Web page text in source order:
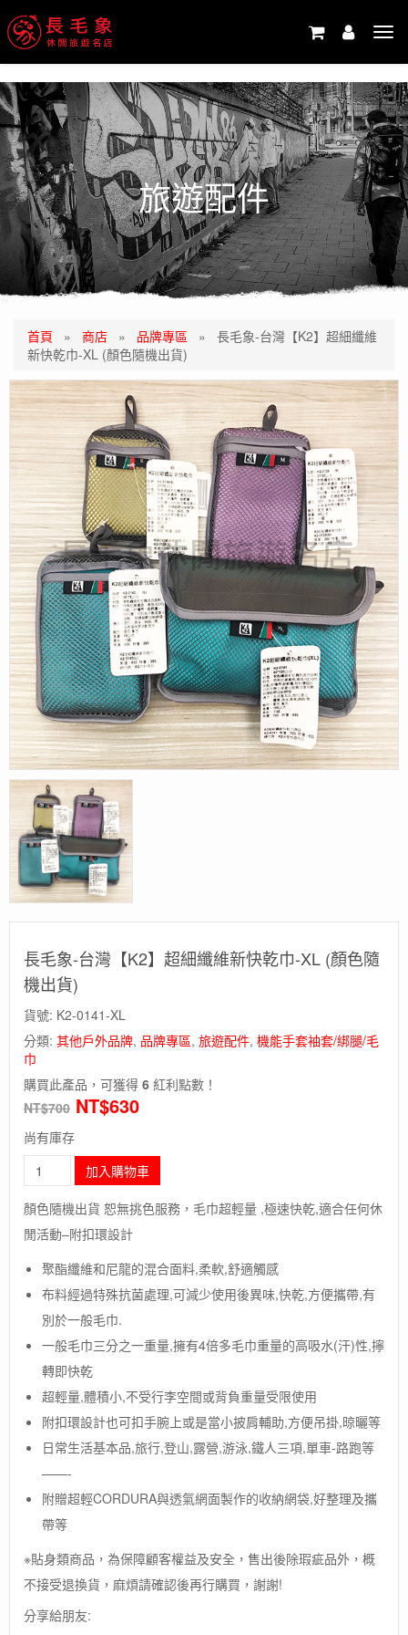
旅遊配件
首頁 » 商店 » 品牌專區 » 長毛象-台灣【K2】超細纖維
新快乾巾-XL (顏色隨機出貨)
長毛象-台灣【K2】超細纖維新快乾巾-XL (顏色隨
機出貨)
貨號: K2-0141-XL
分類: 其他戶外品牌, 品牌專區, 旅遊配件, 機能手套袖套/綁腿/毛
巾
購買此產品，可獲得 6 紅利點數！
NT$700 NT$630
尚有庫存
毛
象-
台
灣
超
細
新
巾-
XL
色
量
加入購物車
顏色隨機出貨 恕無挑色服務，毛巾超輕量 ,極速快乾,適合任何休
閒活動–附扣環設計
聚酯纖維和尼龍的混合面料,柔軟,舒適觸感
布料經過特殊抗菌處理,可減少使用後異味,快乾,方便攜帶,有
別於一般毛巾.
一般毛巾三分之一重量,擁有4倍多毛巾重量的高吸水(汗)性,擰
轉即快乾
超輕量,體積小,不受行李空間或背負重量受限使用
附扣環設計也可扣手腕上或是當小披肩輔助,方便吊掛,晾曬等
日常生活基本品,旅行,登山,露營,游泳,鐵人三項,單車-路跑等
——-
附贈超輕CORDURA與透氣網面製作的收納網袋,好整理及攜
帶等
※貼身類商品，為保障顧客權益及安全，售出後除瑕疵品外，概
不接受退換貨，麻煩請確認後再行購買，謝謝!
分享給朋友: